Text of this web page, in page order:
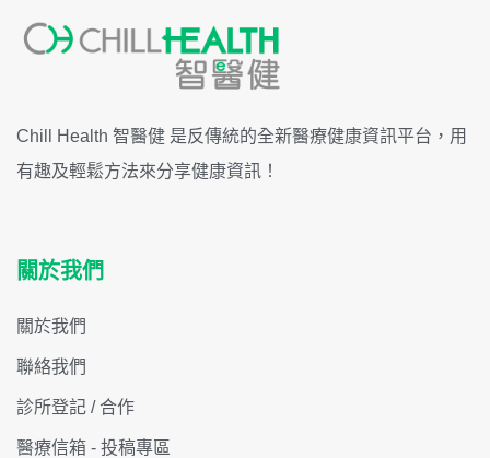
Chill Health 智醫健 是反傳統的全新醫療健康資訊平台，用
有趣及輕鬆方法來分享健康資訊！
關於我們
關於我們
聯絡我們
診所登記 / 合作
醫療信箱 - 投稿專區